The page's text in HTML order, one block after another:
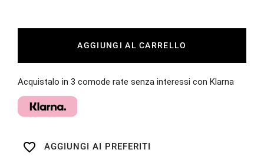
AGGIUNGI AL CARRELLO
Acquistalo in 3 comode rate senza interessi con Klarna
favorite_border AGGIUNGI AI PREFERITI